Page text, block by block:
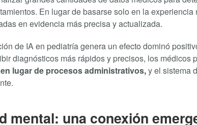
En lugar de basarse solo en la
en evidencia más precisa y actualizada.
de IA en pediatría genera un efecto dominó
diagnósticos más rápidos y precisos, los médicos
lugar de procesos administrativos,y el sistema
mental: una conexión